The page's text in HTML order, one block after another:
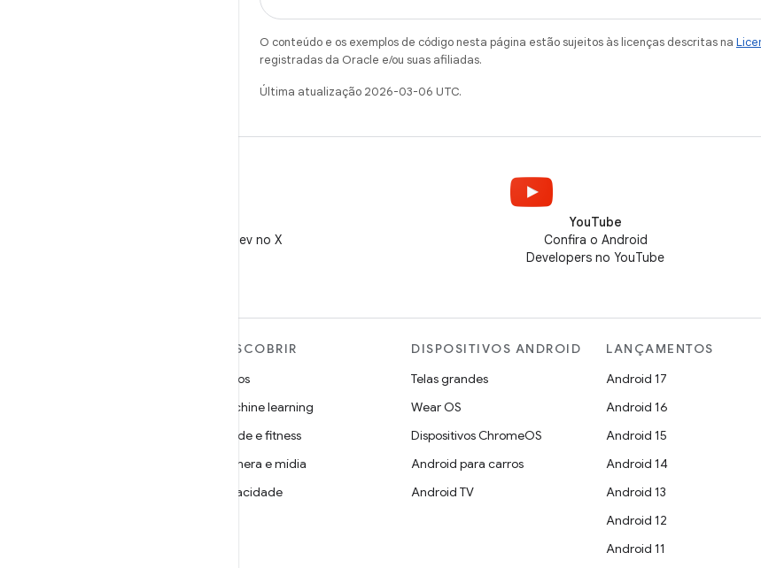
O conteúdo e os exemplos de código nesta página estão sujeitos às licenças descritas na
registradas da Oracle e/ou suas afiliadas.
Última atualização 2026-03-06 UTC.
Siga @AndroidDev no X
YouTube
Confira o Android
Developers no YouTube
DESCOBRIR
Jogos
Machine learning
Saúde e fitness
Câmera e mídia
Privacidade
DISPOSITIVOS ANDROID
Telas grandes
Wear OS
Dispositivos ChromeOS
Android para carros
Android TV
LANÇAMENTOS
Android 17
Android 16
Android 15
Android 14
Android 13
Android 12
Android 11